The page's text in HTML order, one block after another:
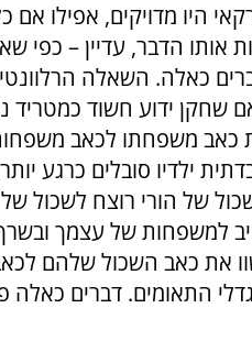
היו מדויקים, אפילו אם
אותו הדבר, עדיין – כפי
כאלה. השאלה
שחקן ידוע חשוד כמטריד
כאב משפחתו לכאב
ילדיו סובלים כרגע
של הורי רוצח לשכול של
למשפחות של עצמך
את כאב השכול שלהם
התאומים. דברים כאלה